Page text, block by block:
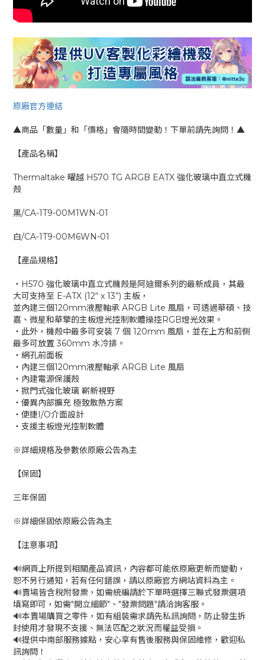
原廠官方連結
▲商品「數量」和「價格」會隨時間變動！下單前請先詢問！▲
【產品名稱】
Thermaltake 曜越 H570 TG ARGB EATX 強化玻璃中直立式機
殼
黑/CA-1T9-00M1WN-01
白/CA-1T9-00M6WN-01
【產品規格】
‧H570 強化玻璃中直立式機殼是阿迪爾系列的最新成員，其最
大可支持至 E-ATX (12“ x 13”) 主板，
並內建三個120mm液壓軸承 ARGB Lite 風扇，可透過華碩、技
嘉、微星和華擎的主板燈光控制軟體操控RGB燈光效果。
‧此外，機殼中最多可安裝 7 個 120mm 風扇，並在上方和前側
最多可放置 360mm 水冷排。
‧網孔前面板
‧內建三個120mm液壓軸承 ARGB Lite 風扇
‧內建電源保護殼
‧掀門式強化玻璃 嶄新視野
‧優異內部擴充 極致散熱方案
‧便捷I/O介面設計
‧支援主板燈光控制軟體
※詳細規格及參數依原廠公告為主
【保固】
三年保固
※詳細保固依原廠公告為主
【注意事項】
🔊網頁上所提到相關產品資訊，內容都可能依原廠更新而變動，
恕不另行通知，若有任何錯誤，請以原廠官方網站資料為主。
🔊賣場皆含稅附發票，如需統編請於下單時選擇三聯式發票選項
填寫即可，如需"開立細節"、"發票問題"請洽詢客服。
🔊本賣場購買之零件，如有組裝需求請先私訊詢問，防止發生拆
封使用才發現不支援、無法匹配之狀況而權益受損。
🔊提供中南部服務據點，安心享有售後服務與保固維修，歡迎私
訊詢問！